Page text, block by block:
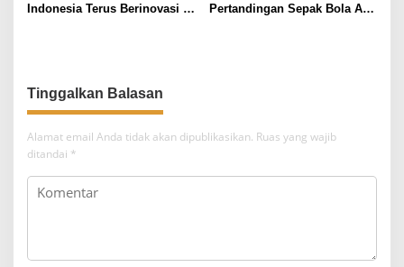
Indonesia Terus Berinovasi
Pertandingan Sepak Bola AFF
Alamat email Anda tidak akan dipublikasikan. Ruas yang wajib
ditandai *